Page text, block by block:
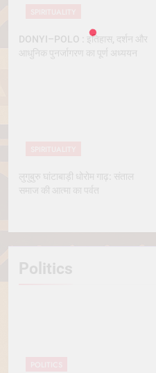
DONYI–POLO : इतिहास, दर्शन और
आधुनिक पुनर्जागरण का पूर्ण अध्ययन
लुगुबुरु घांटाबाड़ी धोरोम गाढ़: संताल
समाज की आत्मा का पर्वत
Politics